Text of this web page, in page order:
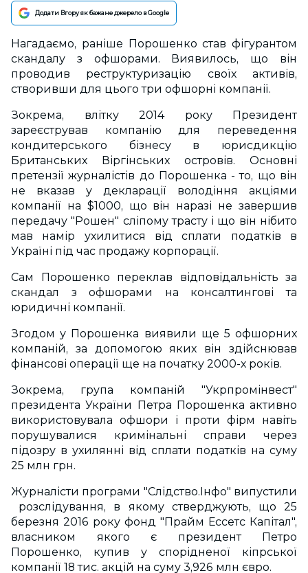
Додати Вгору як бажане джерело в Google
Нагадаємо, раніше Порошенко став фігурантом
скандалу з офшорами. Виявилось, що він
проводив реструктуризацію своїх активів,
створивши для цього три офшорні компанії.
Зокрема, влітку 2014 року Президент
зареєстрував компанію для переведення
кондитерського бізнесу в юрисдикцію
Британських Віргінських островів. Основні
претензії журналістів до Порошенка - то, що він
не вказав у декларації володіння акціями
компанії на $1000, що він наразі не завершив
передачу "Рошен" сліпому трасту і що він нібито
мав намір ухилитися від сплати податків в
Україні під час продажу корпорації.
Сам Порошенко переклав відповідальність за
скандал з офшорами на консалтингові та
юридичні компанії.
Згодом у Порошенка виявили ще 5 офшорних
компаній, за допомогою яких він здійснював
фінансові операції ще на початку 2000-х років.
Зокрема, група компаній "Укрпромінвест"
президента України Петра Порошенка активно
використовувала офшори і проти фірм навіть
порушувалися кримінальні справи через
підозру в ухилянні від сплати податків на суму
25 млн грн.
Журналісти програми "Слідство.Інфо" випустили
розслідування, в якому стверджують, що 25
березня 2016 року фонд "Прайм Ессетс Капітал",
власником якого є президент Петро
Порошенко, купив у спорідненої кіпрської
компанії 18 тис. акцій на суму 3,926 млн євро.